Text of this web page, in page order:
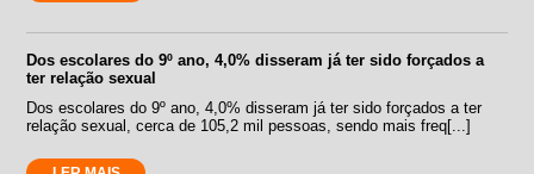
Dos escolares do 9º ano, 4,0% disseram já ter sido forçados a
ter relação sexual
Dos escolares do 9º ano, 4,0% disseram já ter sido forçados a ter
relação sexual, cerca de 105,2 mil pessoas, sendo mais freq[...]